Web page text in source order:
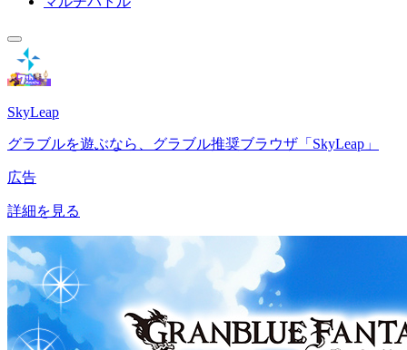
SkyLeap
グラブルを遊ぶなら、グラブル推奨ブラウザ「SkyLeap」
広告
詳細を見る